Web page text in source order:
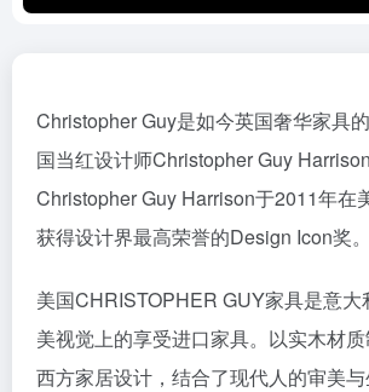
Christopher Guy是如今英国奢华家具
国当红设计师Christopher Guy
Christopher Guy Harrison于2011年在
获得设计界最高荣誉的Design Icon奖。
美国CHRISTOPHER GUY家具是意
美视觉上的享受进口家具。以实木材
西方家居设计，结合了现代人的审美